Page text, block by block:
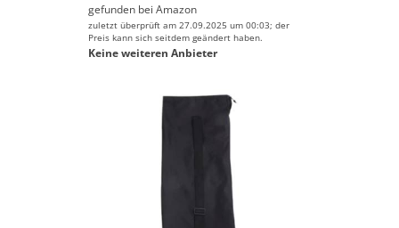
gefunden bei Amazon
zuletzt überprüft am 27.09.2025 um 00:03; der
Preis kann sich seitdem geändert haben.
Keine weiteren Anbieter